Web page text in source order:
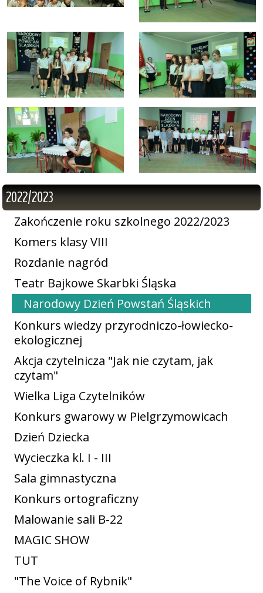
2022/2023
Zakończenie roku szkolnego 2022/2023
Komers klasy VIII
Rozdanie nagród
Teatr Bajkowe Skarbki Śląska
Narodowy Dzień Powstań Śląskich
Konkurs wiedzy przyrodniczo-łowiecko-
ekologicznej
Akcja czytelnicza "Jak nie czytam, jak
czytam"
Wielka Liga Czytelników
Konkurs gwarowy w Pielgrzymowicach
Dzień Dziecka
Wycieczka kl. I - III
Sala gimnastyczna
Konkurs ortograficzny
Malowanie sali B-22
MAGIC SHOW
TUT
"The Voice of Rybnik"